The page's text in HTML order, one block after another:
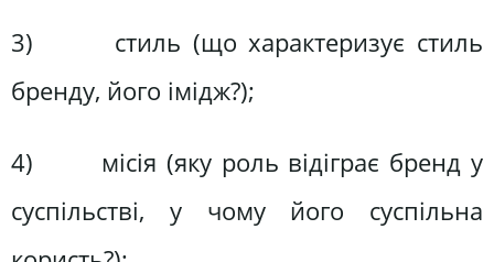
3) стиль (що характеризує стиль
бренду, його імідж?);
4) місія (яку роль відіграє бренд у
суспільстві, у чому його суспільна